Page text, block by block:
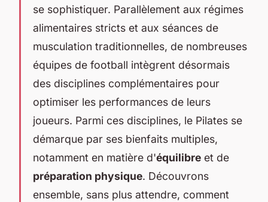
se sophistiquer. Parallèlement aux régimes
alimentaires stricts et aux séances de
musculation traditionnelles, de nombreuses
équipes de football intègrent désormais
des disciplines complémentaires pour
optimiser les performances de leurs
joueurs. Parmi ces disciplines, le Pilates se
démarque par ses bienfaits multiples,
notamment en matière d'équilibre et de
préparation physique. Découvrons
ensemble, sans plus attendre, comment